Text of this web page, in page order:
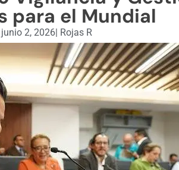
para el Mundial
junio 2, 2026| Rojas R